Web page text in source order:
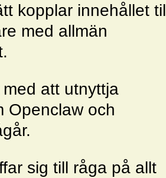
kopplar innehållet
med allmän
att utnyttja
Openclaw och
sig till råga på allt